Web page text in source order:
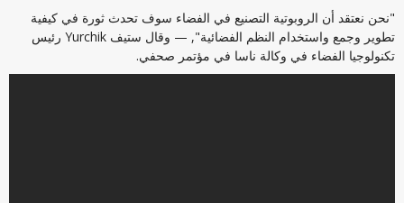
"نحن نعتقد أن الروبوتية التصنيع في الفضاء سوف تحدث ثورة في كيفية
تطوير وجمع واستخدام النظم الفضائية", — وقال ستيف Yurchik رئيس
تكنولوجيا الفضاء في وكالة ناسا في مؤتمر صحفي.